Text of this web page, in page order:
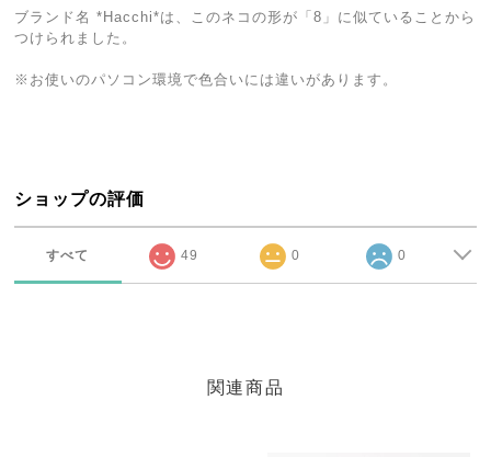
ブランド名 *Hacchi*は、このネコの形が「8」に似ていることから
つけられました。
※お使いのパソコン環境で色合いには違いがあります。
ショップの評価
すべて 49 0 0
関連商品